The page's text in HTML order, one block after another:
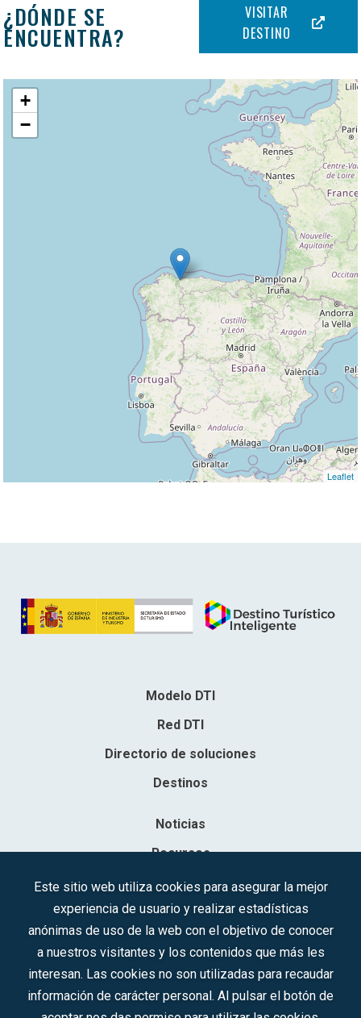
¿DÓNDE SE
ENCUENTRA?
VISITAR
DESTINO
+
−
Leaflet
Modelo DTI
Red DTI
Directorio de soluciones
Destinos
Noticias
Recursos
Contacto
Sociedad Mercantil Estatal para la Gestión de la Innovación y las
Inscrita en el R.M. de Madrid, T, 12593, Se. 8, F. 129, H. 201.307.
C.I.F.: A-81/874.984
Este sitio web utiliza cookies para asegurar la mejor
experiencia de usuario y realizar estadísticas
anónimas de uso de la web con el objetivo de conocer
a nuestros visitantes y los contenidos que más les
interesan. Las cookies no son utilizadas para recaudar
información de carácter personal. Al pulsar el botón de